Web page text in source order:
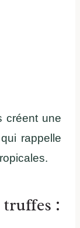
créent une
rappelle
truffes :